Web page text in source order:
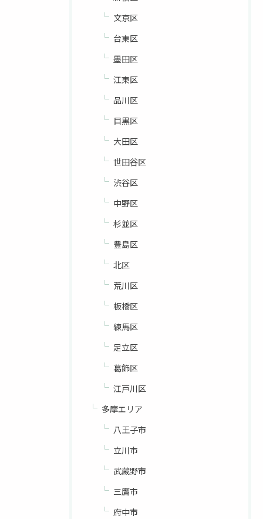
文京区
台東区
墨田区
江東区
品川区
目黒区
大田区
世田谷区
渋谷区
中野区
杉並区
豊島区
北区
荒川区
板橋区
練馬区
足立区
葛飾区
江戸川区
多摩エリア
八王子市
立川市
武蔵野市
三鷹市
府中市